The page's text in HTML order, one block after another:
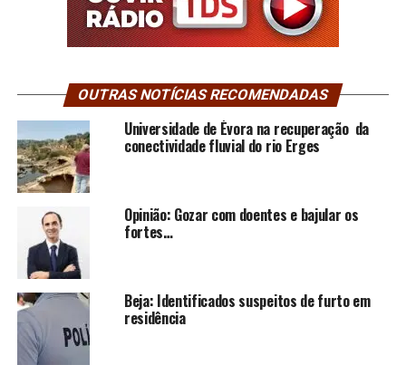
OUTRAS NOTÍCIAS RECOMENDADAS
Universidade de Évora na recuperação da
conectividade fluvial do rio Erges
Opinião: Gozar com doentes e bajular os
fortes…
Beja: Identificados suspeitos de furto em
residência